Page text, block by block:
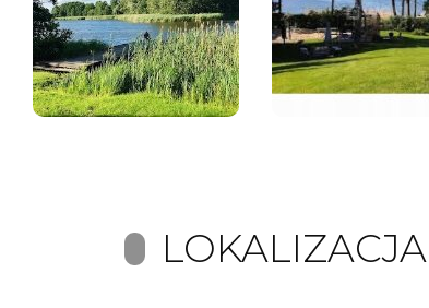
LOKALIZACJA